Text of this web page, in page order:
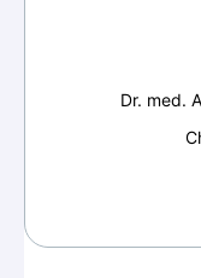
Dr. med.